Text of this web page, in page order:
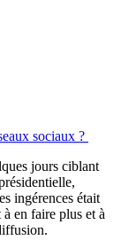
sociaux ?
jours ciblant
ingérences était
en faire plus et à